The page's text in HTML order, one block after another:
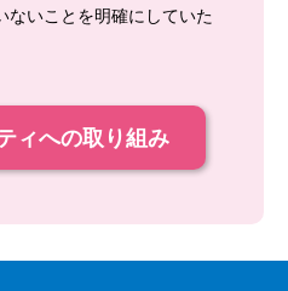
ないことを明確にしていた
ィへの取り組み